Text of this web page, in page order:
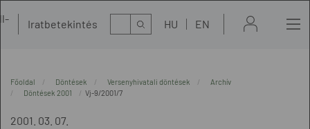
Iratbetekintés Kereső HU EN
Főoldal Döntések Versenyhivatali döntések
Archív
Döntések 2001
Vj-9/2001/7
2001. 03. 07.